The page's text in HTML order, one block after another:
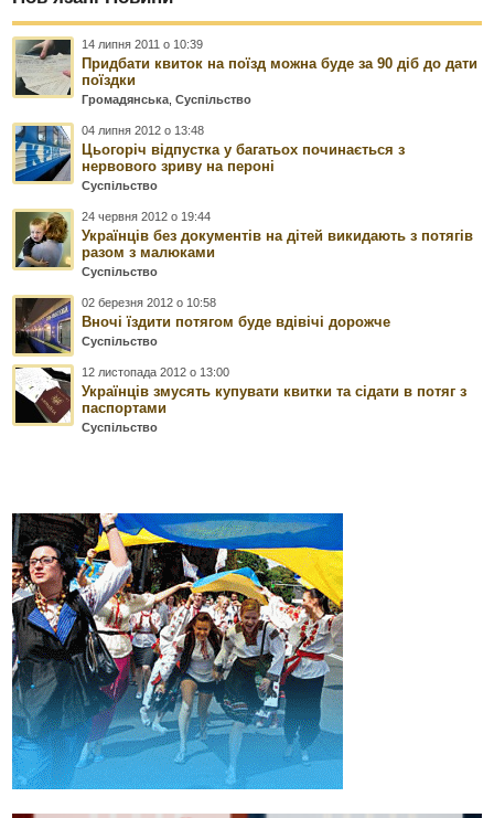
14 липня 2011 о 10:39
Придбати квиток на поїзд можна буде за 90 діб до дати
поїздки
Громадянська ,Суспільство
04 липня 2012 о 13:48
Цьогоріч відпустка у багатьох починається з
нервового зриву на пероні
Суспільство
24 червня 2012 о 19:44
Українців без документів на дітей викидають з потягів
разом з малюками
Суспільство
02 березня 2012 о 10:58
Вночі їздити потягом буде вдівічі дорожче
Суспільство
12 листопада 2012 о 13:00
Українців змусять купувати квитки та сідати в потяг з
паспортами
Суспільство